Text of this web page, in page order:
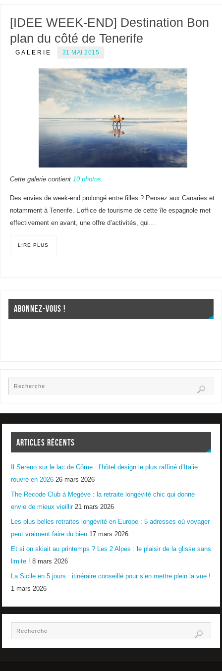
[IDEE WEEK-END] Destination Bon
plan du côté de Tenerife
GALERIE 31 MAI 2015
Cette galerie contient 10 photos
Des envies de week-end prolongé entre filles ? Pensez aux Canaries et
notamment à Tenerife. L’office de tourisme de cette île espagnole met
effectivement en avant, une offre d’activités, qui…
LIRE PLUS
ABONNEZ-VOUS !
ARTICLES RÉCENTS
Il Sereno sur le lac de Côme : l’hôtel design le plus raffiné d’Italie
rouvre en 2026 26 mars 2026
The Recode Club à Megève : la retraite longévité chic qui donne
envie de mieux vieillir 21 mars 2026
Les plus belles retraites longévité en Europe : 5 adresses où voyager
peut vraiment faire du bien 17 mars 2026
Et si on skiait au printemps ? Les 2 Alpes : le plaisir de la glisse sans
limite ! 8 mars 2026
La Sicile en 5 jours : itinéraire conseillé pour s’en mettre plein la vue !
1 mars 2026